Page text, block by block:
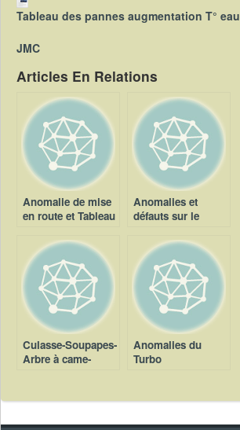
Tableau des pannes augmentation T° eau
JMC
Articles En Relations
Anomalie de mise
en route et Tableau
Anomalies et
défauts sur le
graissage
Culasse-Soupapes-
Arbre à came-
Anomalies du
Turbo